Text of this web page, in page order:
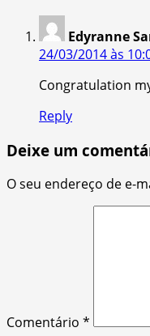
Edyranne
24/03/2014 às
Congratulation
Reply
Deixe um
O seu endereço de e-
Comentário *